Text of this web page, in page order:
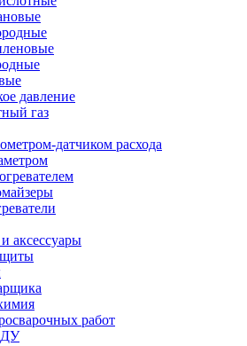
давление
газ
датчиком расхода
аксессуары
работ
ДУ